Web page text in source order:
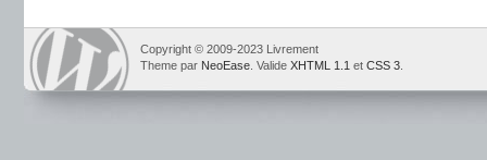
Copyright © 2009-2023 Livrement
Theme par NeoEase . Valide XHTML 1.1 et CSS 3